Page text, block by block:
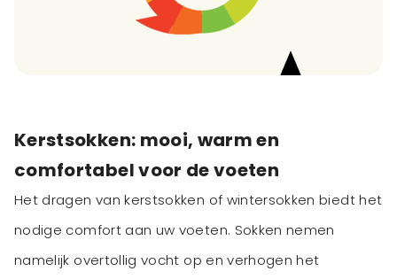
Kerstsokken: mooi, warm en
comfortabel voor de voeten
Het dragen van kerstsokken of wintersokken biedt het
nodige comfort aan uw voeten. Sokken nemen
namelijk overtollig vocht op en verhogen het